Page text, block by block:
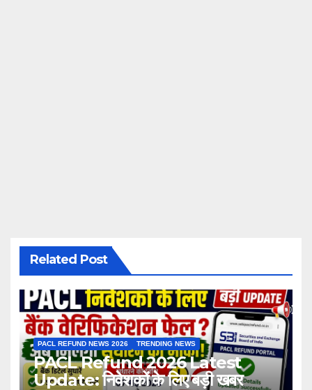
Related Post
PACL REFUND NEWS 2026 TRENDING NEWS
PACL Refund 2026 Latest
Update: निवेशकों के लिए बड़ी खबर